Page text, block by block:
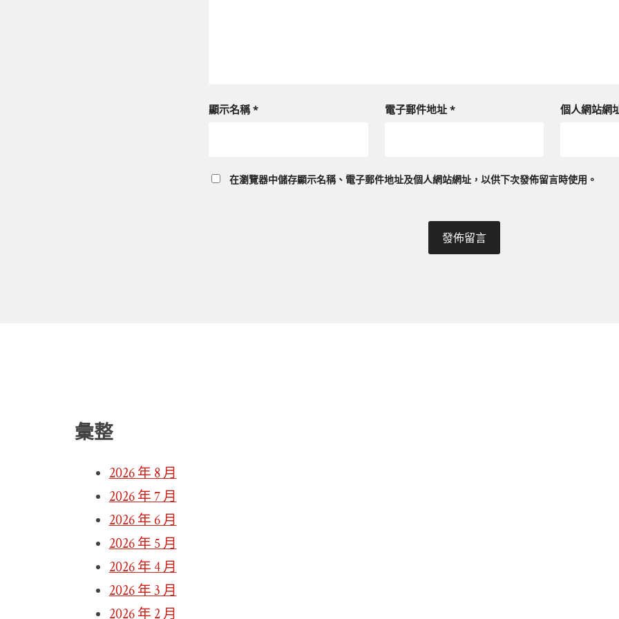
顯示名稱* 電子郵件地址 * 個人網站網
在瀏覽器中儲存顯示名稱、電子郵件地址及個人網站網址，以供下次發佈留言時使用。
彙整
2026 年 8 月
2026 年 7 月
2026 年 6 月
2026 年 5 月
2026 年 4 月
2026 年 3 月
2026 年 2 月